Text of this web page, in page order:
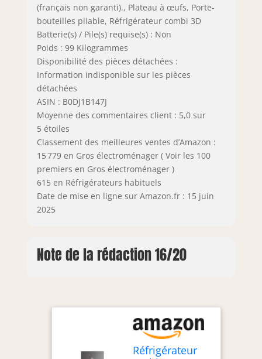
(français non garanti)., Plateau à œufs, Porte-
bouteilles pliable, Réfrigérateur combi 3D
Batterie(s) / Pile(s) requise(s) : Non
Poids : 99 Kilogrammes
Disponibilité des pièces détachées :
Information indisponible sur les pièces
détachées
ASIN : B0DJ1B147J
Moyenne des commentaires client : 5,0 sur
5 étoiles
Classement des meilleures ventes d’Amazon :
15 779 en Gros électroménager ( Voir les 100
premiers en Gros électroménager )
615 en Réfrigérateurs habituels
Date de mise en ligne sur Amazon.fr : 15 juin
2025
Note de la rédaction 16/20
Réfrigérateur